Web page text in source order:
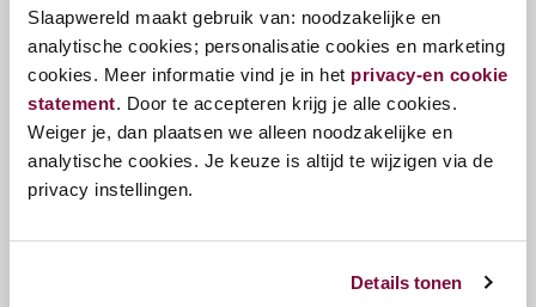
Slaapwereld maakt gebruik van: noodzakelijke en
analytische cookies; personalisatie cookies en marketing
cookies. Meer informatie vind je in het privacy-en cookie
statement. Door te accepteren krijg je alle cookies.
Weiger je, dan plaatsen we alleen noodzakelijke en
analytische cookies. Je keuze is altijd te wijzigen via de
privacy instellingen.
Details tonen
een medium of firm-kern uit 1 stuk of een duo core
uitvoering waarbij je in 1 groot matras 2 losse kernen
stopt, zodat deze individueel invulbaar zijn qua
hardheid, maar ook het transport naar plek van
bestemming vergemakkelijken.
Dit is echt aan te raden omdat een matras uit 1 stuk
van bijvoorbeeld 180x210 cm en 38 cm dik niet door